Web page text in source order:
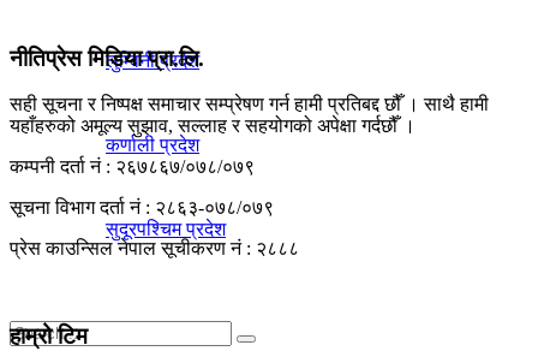
लुम्विनी प्रदेश
कर्णाली प्रदेश
सुदूरपश्चिम प्रदेश
नीतिप्रेस मिडिया प्रा.लि.
सही सूचना र निष्पक्ष समाचार सम्प्रेषण गर्न हामी प्रतिबद्द छौँ । साथै हामी
यहाँहरुको अमूल्य सुझाव, सल्लाह र सहयोगको अपेक्षा गर्दछौँ ।
कम्पनी दर्ता नं : २६७८६७/०७८/०७९
सूचना विभाग दर्ता नं : २८६३-०७८/०७९
प्रेस काउन्सिल नेपाल सूचीकरण नं : २८८८
हाम्रो टिम